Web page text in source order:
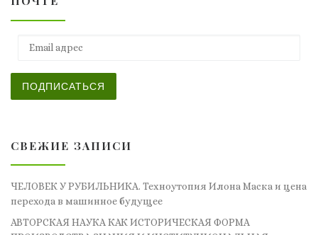
ПОДПИСАТЬСЯ
СВЕЖИЕ ЗАПИСИ
ЧЕЛОВЕК У РУБИЛЬНИКА. Техноутопия Илона Маска и цена
перехода в машинное будущее
АВТОРСКАЯ НАУКА КАК ИСТОРИЧЕСКАЯ ФОРМА